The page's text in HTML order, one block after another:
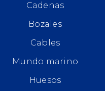
Cadenas
Bozales
Cables
Mundo marino
Huesos